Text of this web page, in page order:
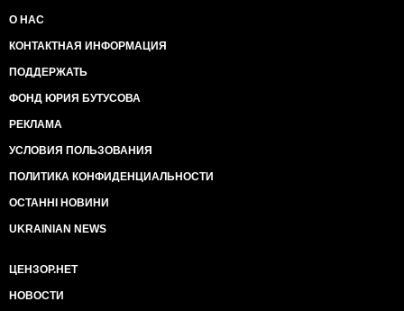
О НАС
КОНТАКТНАЯ ИНФОРМАЦИЯ
ПОДДЕРЖАТЬ
ФОНД ЮРИЯ БУТУСОВА
РЕКЛАМА
УСЛОВИЯ ПОЛЬЗОВАНИЯ
ПОЛИТИКА КОНФИДЕНЦИАЛЬНОСТИ
ОСТАННІ НОВИНИ
UKRAINIAN NEWS
ЦЕНЗОР.НЕТ
НОВОСТИ